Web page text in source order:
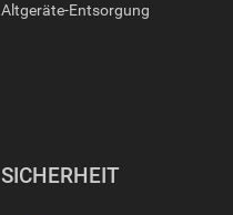
Altgeräte-Entsorgung
SICHERHEIT